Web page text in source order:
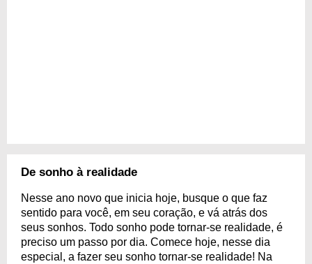
De sonho à realidade
Nesse ano novo que inicia hoje, busque o que faz
sentido para você, em seu coração, e vá atrás dos
seus sonhos. Todo sonho pode tornar-se realidade, é
preciso um passo por dia. Comece hoje, nesse dia
especial, a fazer seu sonho tornar-se realidade! Na